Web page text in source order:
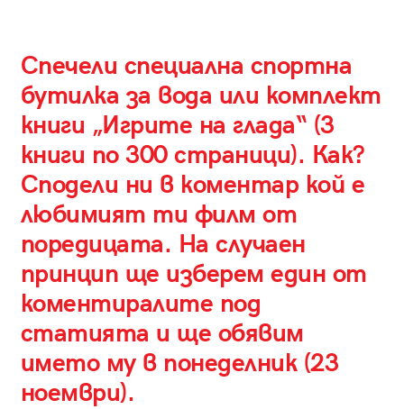
Спечели специална спортна
бутилка за вода или комплект
книги „Игрите на глада“ (3
книги по 300 страници). Как?
Сподели ни в коментар кой е
любимият ти филм от
поредицата. На случаен
принцип ще изберем един от
коментиралите под
статията и ще обявим
името му в понеделник (23
ноември).